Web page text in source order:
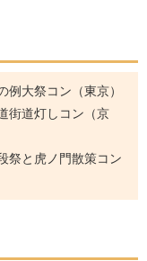
大祭コン（東京）
街道灯しコン（京
祭と虎ノ門散策コン